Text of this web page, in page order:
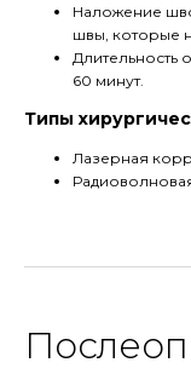
Наложение
швы, которые
Длительность
60 минут.
Типы
Лазерная